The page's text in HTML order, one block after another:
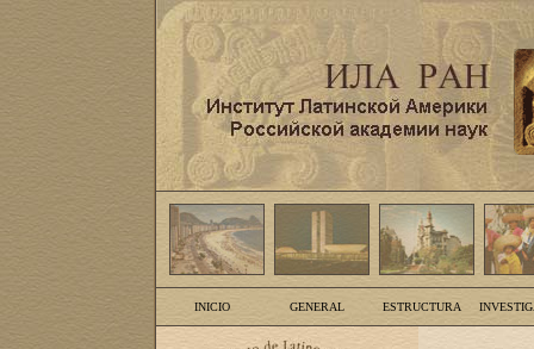
INICIO GENERAL ESTRUCTURA